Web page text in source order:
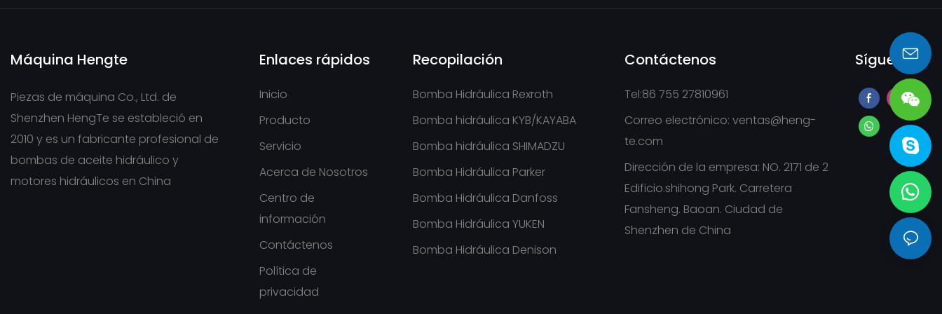
CASAPPA
Bomba de aceite
NABCO/MITSUBISHI
Bomba de engranajes
HYUNDAI
VOLVO Hydraulic Pump
Máquina Hengte
Piezas de máquina Co., Ltd. de
Shenzhen HengTe se estableció en
2010 y es un fabricante profesional de
bombas de aceite hidráulico y
motores hidráulicos en China
Enlaces rápidos
Inicio
Producto
Servicio
Acerca de Nosotros
Centro de
información
Contáctenos
Política de
privacidad
Recopilación
Bomba Hidráulica Rexroth
Bomba hidráulica KYB/KAYABA
Bomba hidráulica SHIMADZU
Bomba Hidráulica Parker
Bomba Hidráulica Danfoss
Bomba Hidráulica YUKEN
Bomba Hidráulica Denison
Contáctenos
Tel:86 755 27810961
Correo electrónico: ventas@heng-
te.com
Dirección de la empresa: NO. 2171 de 2
Edificio.shihong Park. Carretera
Fansheng. Baoan. Ciudad de
Shenzhen de China
Síguenos